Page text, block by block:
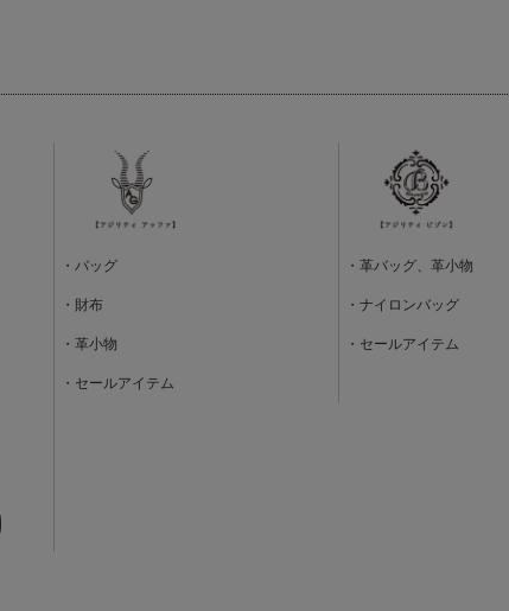
・バッグ
・財布
・革小物
・セールアイテム
・革バッグ、革小物
・ナイロンバッグ
・セールアイテム